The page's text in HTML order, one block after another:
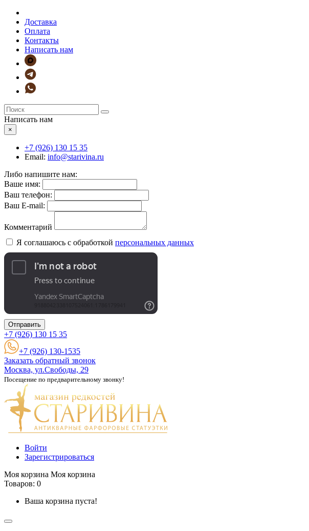
Доставка
Оплата
Контакты
Написать нам
Написать нам
×
+7 (926) 130 15 35
Email: info@starivina.ru
Либо напишите нам:
Ваше имя:
Ваш телефон:
Ваш E-mail:
Комментарий
Я соглашаюсь с обработкой персональных данных
Отправить
+7 (926) 130 15 35
+7 (926) 130-1535
Заказать обратный звонок
Москва, ул.Свободы, 29
Посещение по предварительному звонку!
Войти
Зарегистрироваться
Моя корзина Моя корзина
Товаров: 0
Ваша корзина пуста!